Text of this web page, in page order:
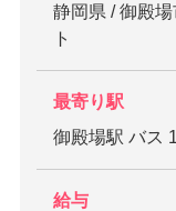
静岡県 / 御殿
ト
最寄り駅
御殿場駅 バス
給与